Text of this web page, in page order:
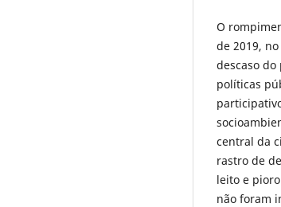
O
de 2019,
descaso
políticas
central da
rastro de
leito e
não foram